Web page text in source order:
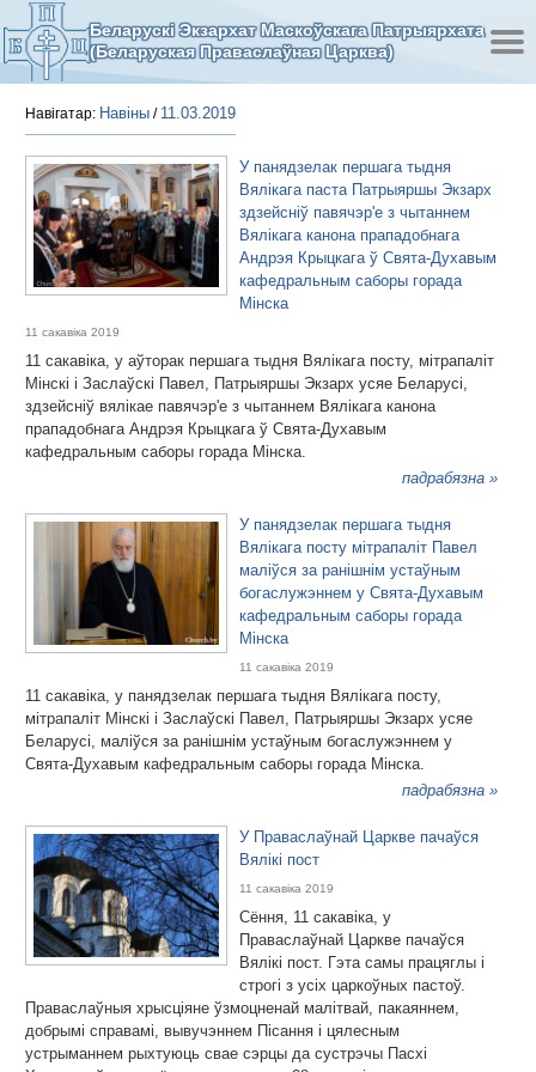
Беларускі Экзархат Маскоўскага Патрыярхата
(Беларуская Праваслаўная Царква)
Навігатар: Навіны / 11.03.2019
У панядзелак першага тыдня
Вялікага паста Патрыяршы Экзарх
здзейсніў павячэр'е з чытаннем
Вялікага канона прападобнага
Андрэя Крыцкага ў Свята-Духавым
кафедральным саборы горада
Мінска
11 сакавіка 2019
11 сакавіка, у аўторак першага тыдня Вялікага посту, мітрапаліт
Мінскі і Заслаўскі Павел, Патрыяршы Экзарх усяе Беларусі,
здзейсніў вялікае павячэр'е з чытаннем Вялікага канона
прападобнага Андрэя Крыцкага ў Свята-Духавым
кафедральным саборы горада Мінска.
падрабязна »
У панядзелак першага тыдня
Вялікага посту мітрапаліт Павел
маліўся за ранішнім устаўным
богаслужэннем у Свята-Духавым
кафедральным саборы горада
Мінска
11 сакавіка 2019
11 сакавіка, у панядзелак першага тыдня Вялікага посту,
мітрапаліт Мінскі і Заслаўскі Павел, Патрыяршы Экзарх усяе
Беларусі, маліўся за ранішнім устаўным богаслужэннем у
Свята-Духавым кафедральным саборы горада Мінска.
падрабязна »
У Праваслаўнай Царкве пачаўся
Вялікі пост
11 сакавіка 2019
Сёння, 11 сакавіка, у
Праваслаўнай Царкве пачаўся
Вялікі пост. Гэта самы працяглы і
строгі з усіх царкоўных пастоў.
Праваслаўныя хрысціяне ўзмоцненай малітвай, пакаяннем,
добрымі справамі, вывучэннем Пісання і цялесным
устрыманнем рыхтуюць свае сэрцы да сустрэчы Пасхі